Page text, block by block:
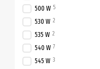
500 W 5
530 W 2
535 W 2
540 W 7
545 W 3